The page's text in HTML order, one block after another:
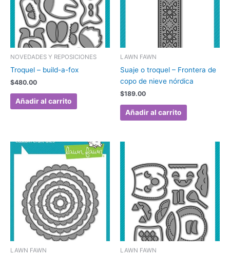
NOVEDADES Y REPOSICIONES
Troquel – build-a-fox
$480.00
Añadir al carrito
LAWN FAWN
Suaje o troquel – Frontera de
copo de nieve nórdica
$189.00
Añadir al carrito
LAWN FAWN LAWN FAWN